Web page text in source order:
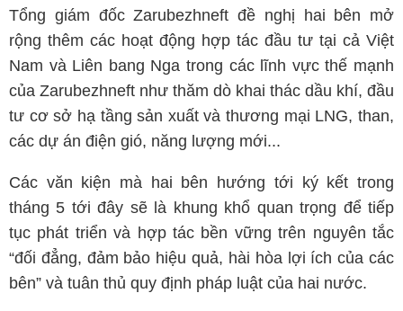
Tổng giám đốc Zarubezhneft đề nghị hai bên mở
rộng thêm các hoạt động hợp tác đầu tư tại cả Việt
Nam và Liên bang Nga trong các lĩnh vực thế mạnh
của Zarubezhneft như thăm dò khai thác dầu khí, đầu
tư cơ sở hạ tầng sản xuất và thương mại LNG, than,
các dự án điện gió, năng lượng mới...
Các văn kiện mà hai bên hướng tới ký kết trong
tháng 5 tới đây sẽ là khung khổ quan trọng để tiếp
tục phát triển và hợp tác bền vững trên nguyên tắc
“đối đẳng, đảm bảo hiệu quả, hài hòa lợi ích của các
bên” và tuân thủ quy định pháp luật của hai nước.